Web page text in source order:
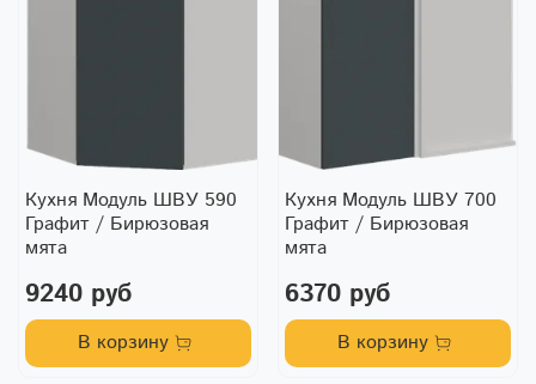
Кухня Модуль ШВУ 590
Графит / Бирюзовая
мята
9240 руб
В корзину
Кухня Модуль ШВУ 700
Графит / Бирюзовая
мята
6370 руб
В корзину